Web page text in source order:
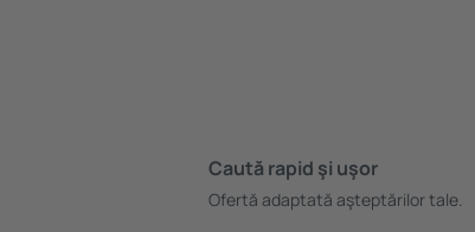
Caută rapid şi uşor
Ofertă adaptată aşteptărilor tale.